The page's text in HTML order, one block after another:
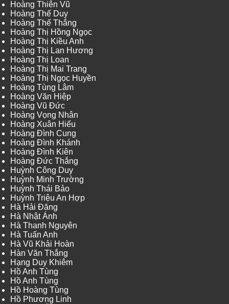
Hoàng Thiên Vũ
Hoàng Thế Duy
Hoàng Thế Thắng
Hoàng Thị Hồng Ngọc
Hoàng Thị Kiều Anh
Hoàng Thị Lan Hương
Hoàng Thị Loan
Hoàng Thị Mai Trang
Hoàng Thị Ngọc Huyền
Hoàng Tùng Lâm
Hoàng Văn Hiệp
Hoàng Vũ Đức
Hoàng Vọng Nhân
Hoàng Xuân Hiếu
Hoàng Đình Cung
Hoàng Đình Khánh
Hoàng Đình Kiên
Hoàng Đức Thắng
Huỳnh Công Duy
Huỳnh Minh Trường
Huỳnh Thái Bảo
Huỳnh Triệu An Hợp
Hà Hải Đăng
Hà Nhật Ánh
Hà Thanh Nguyên
Hà Tuấn Anh
Hà Vũ Khải Hoàn
Hàn Văn Thắng
Hạng Duy Khiêm
Hồ Anh Tùng
Hồ Anh Tùng
Hồ Hoàng Tùng
Hồ Phương Linh